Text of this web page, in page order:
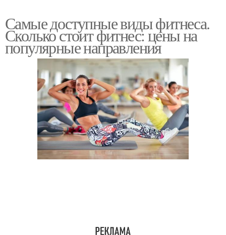
Самые доступные виды фитнеса.
Сколько стоит фитнес: цены на
популярные направления